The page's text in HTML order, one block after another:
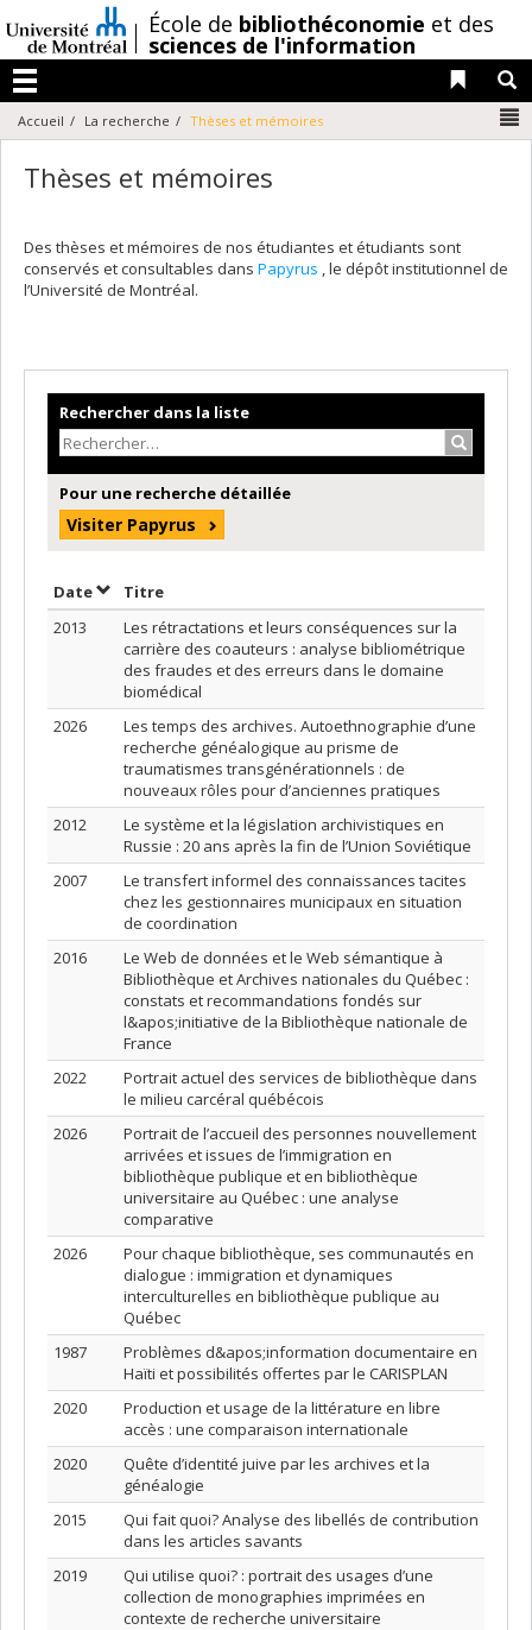
au
contenu
/École de bibliothéconomie et des
sciences de l'information
Menu
Liens
Accueil La recherche Thèses et mémoires
Thèses et mémoires
Des thèses et mémoires de nos étudiantes et étudiants sont
conservés et consultables dans Papyrus , le dépôt institutionnel de
l’Université de Montréal.
Rechercher dans la liste
Pour une recherche détaillée
Visiter Papyrus
DateTrier par date en ordre croissant
Titre
2013
Les rétractations et leurs conséquences sur la
carrière des coauteurs : analyse bibliométrique
des fraudes et des erreurs dans le domaine
biomédical
2026
Les temps des archives. Autoethnographie d’une
recherche généalogique au prisme de
traumatismes transgénérationnels : de
nouveaux rôles pour d’anciennes pratiques
2012
Le système et la législation archivistiques en
Russie : 20 ans après la fin de l’Union Soviétique
2007
Le transfert informel des connaissances tacites
chez les gestionnaires municipaux en situation
de coordination
2016
Le Web de données et le Web sémantique à
Bibliothèque et Archives nationales du Québec :
constats et recommandations fondés sur
l&apos;initiative de la Bibliothèque nationale de
France
2022
Portrait actuel des services de bibliothèque dans
le milieu carcéral québécois
2026
Portrait de l’accueil des personnes nouvellement
arrivées et issues de l’immigration en
bibliothèque publique et en bibliothèque
universitaire au Québec : une analyse
comparative
2026
Pour chaque bibliothèque, ses communautés en
dialogue : immigration et dynamiques
interculturelles en bibliothèque publique au
Québec
1987
Problèmes d&apos;information documentaire en
Haïti et possibilités offertes par le CARISPLAN
2020
Production et usage de la littérature en libre
accès : une comparaison internationale
2020
Quête d’identité juive par les archives et la
généalogie
2015
Qui fait quoi? Analyse des libellés de contribution
dans les articles savants
2019
Qui utilise quoi? : portrait des usages d’une
collection de monographies imprimées en
contexte de recherche universitaire